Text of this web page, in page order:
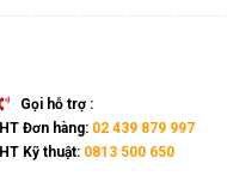
Gọi hỗ trợ :
HT Đơn hàng: 02 439 879 997
HT Kỹ thuật: 0813 500 650